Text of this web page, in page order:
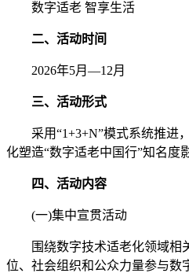
数字适老 智享生活
二、活动时间
2026年5月—12月
三、活动形式
采用“1+3+N”模式系统推进，
化塑造“数字适老中国行”知名度
四、活动内容
(一)集中宣贯活动
围绕数字技术适老化领域相关
位、社会组织和公众力量参与数